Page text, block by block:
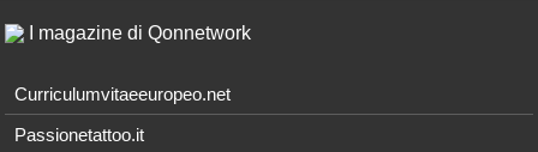
I magazine di Qonnetwork
Curriculumvitaeeuropeo.net
Passionetattoo.it